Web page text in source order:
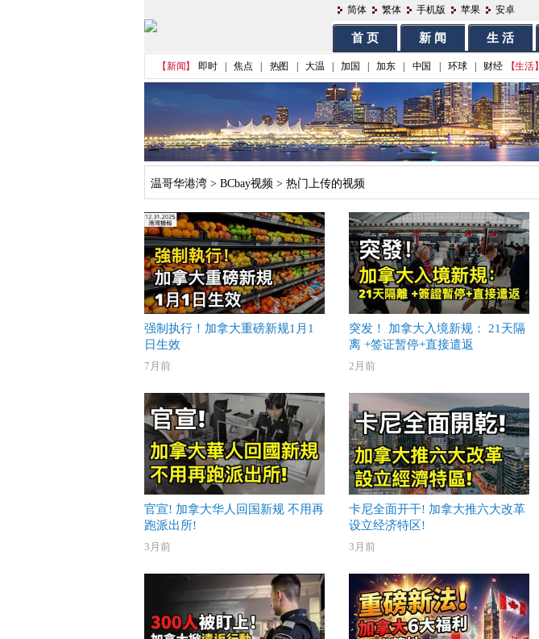
简体 繁体 手机版 苹果 安卓
首 页 新 闻 生 活
【新闻】 即时 焦点 热图 大温 加国 加东 中国 环球 财经 【生活】
温哥华港湾 > BCbay视频 > 热门上传的视频
强制执行！加拿大重磅新规1月1
日生效
7月前
突发！ 加拿大入境新规： 21天隔
离 +签证暂停+直接遣返
2月前
官宣! 加拿大华人回国新规 不用再
跑派出所!
3月前
卡尼全面开干! 加拿大推六大改革
设立经济特区!
3月前